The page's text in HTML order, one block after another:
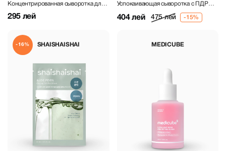
Концентрированная сыворотка для
губ с PDRN
295 лей
Soothing Serum 30ml
Успокаивающая сыворотка с ПДРН и
404 лей 475 лей
SHAISHAISHAI
-16% MEDICUBE